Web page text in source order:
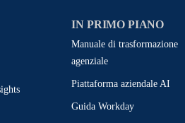
IN PRIMO PIANO
Manuale di trasformazione
agenziale
Piattaforma aziendale AI
Guida Workday